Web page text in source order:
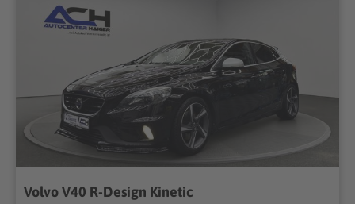
Volvo V40 R-Design Kinetic